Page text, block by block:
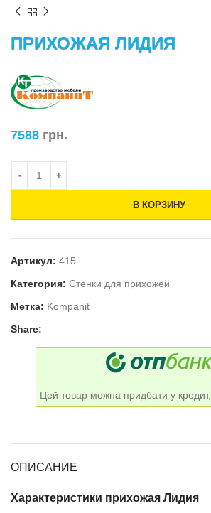
ПРИХОЖАЯ ЛИДИЯ
7588 грн.
В КОРЗИНУ
Артикул: 415
Категория: Стенки для прихожей
Метка: Kompanit
Share:
Цей товар можна придбати у кредит,
ОПИСАНИЕ
Характеристики прихожая Лидия